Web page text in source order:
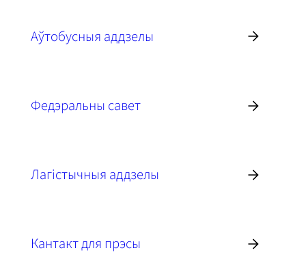
Аўтобусныя аддзелы
Федэральны савет
Лагістычныя аддзелы
Кантакт для прэсы